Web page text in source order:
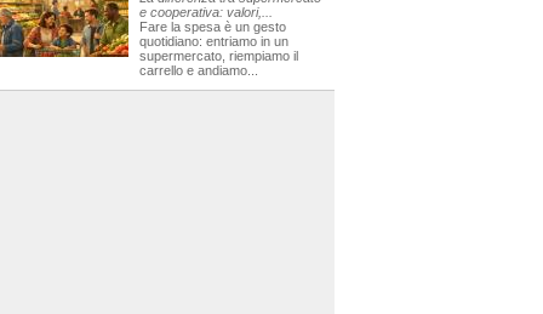
e cooperativa: valori,...
Fare la spesa è un gesto
quotidiano: entriamo in un
supermercato, riempiamo il
carrello e andiamo...